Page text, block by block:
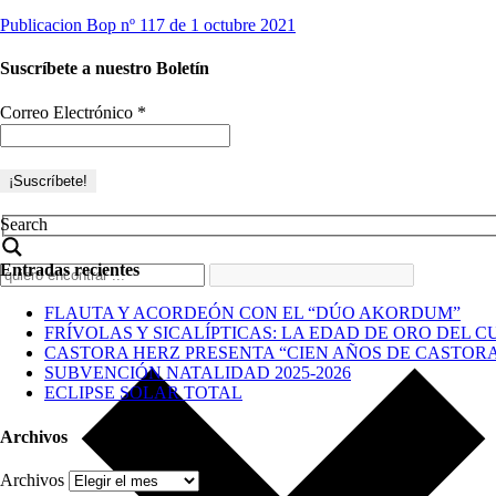
Publicacion Bop nº 117 de 1 octubre 2021
Suscríbete a nuestro Boletín
Correo Electrónico *
Search
Entradas recientes
FLAUTA Y ACORDEÓN CON EL “DÚO AKORDUM”
FRÍVOLAS Y SICALÍPTICAS: LA EDAD DE ORO DEL
CASTORA HERZ PRESENTA “CIEN AÑOS DE
SUBVENCIÓN NATALIDAD 2025-2026
ECLIPSE SOLAR TOTAL
Archivos
Archivos